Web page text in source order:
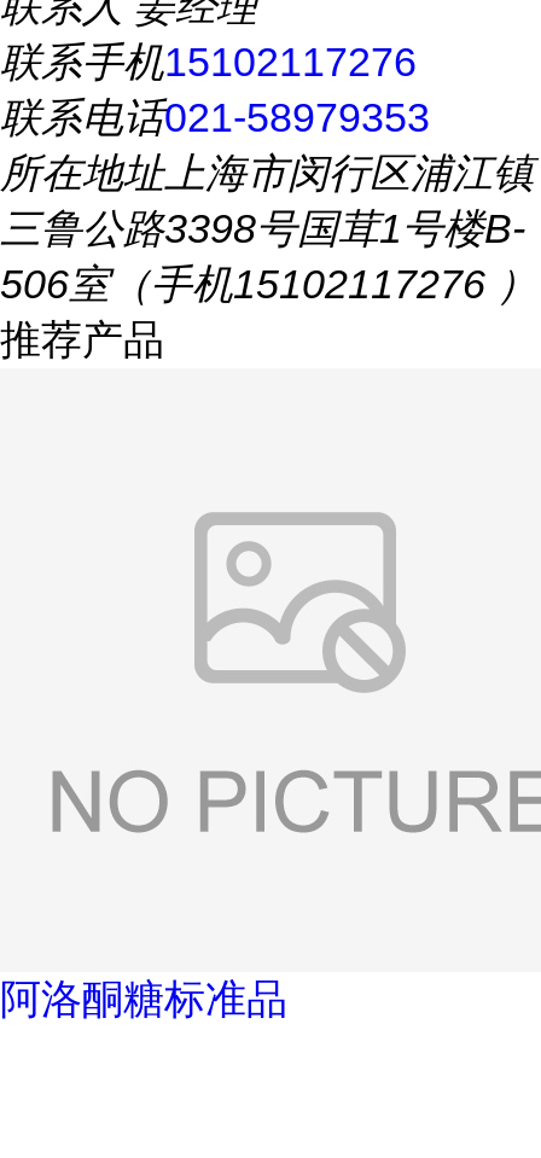
联系手机15102117276
联系电话021-58979353
所在地址上海市闵行区浦江镇
三鲁公路3398号国茸1号楼B-
506室（手机15102117276 ）
推荐产品
阿洛酮糖标准品